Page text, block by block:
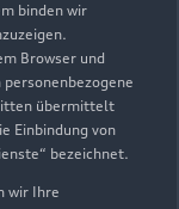
binden wir
Browser und
übermittelt
Einbindung von
bezeichnet.
wir Ihre